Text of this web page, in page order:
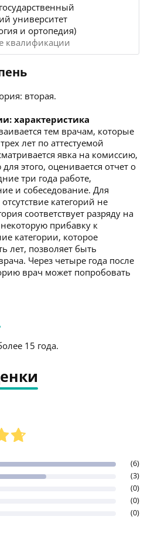
университет
и ортопедия)
квалификации
вторая.
характеристика
тем врачам, которые
лет по аттестуемой
явка на комиссию,
этого, оценивается отчет о
три года работе,
и собеседование. Для
категорий не
соответствует разряду на
прибавку к
категории, которое
лет, позволяет быть
Через четыре года после
врач может попробовать
15 года.
(6)
(3)
(0)
(0)
(0)